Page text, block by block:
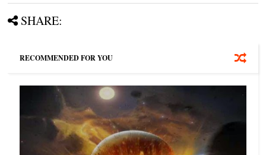
SHARE:
RECOMMENDED FOR YOU